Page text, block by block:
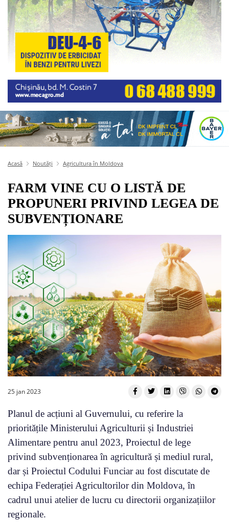
Acasă Noutăți Agricultura în Moldova
FARM VINE CU O LISTĂ DE
PROPUNERI PRIVIND LEGEA DE
SUBVENȚIONARE
25 jan 2023
Planul de acțiuni al Guvernului, cu referire la
prioritățile Ministerului Agriculturii și Industriei
Alimentare pentru anul 2023, Proiectul de lege
privind subvenționarea în agricultură și mediul rural,
dar și Proiectul Codului Funciar au fost discutate de
echipa Federației Agricultorilor din Moldova, în
cadrul unui atelier de lucru cu directorii organizațiilor
regionale.